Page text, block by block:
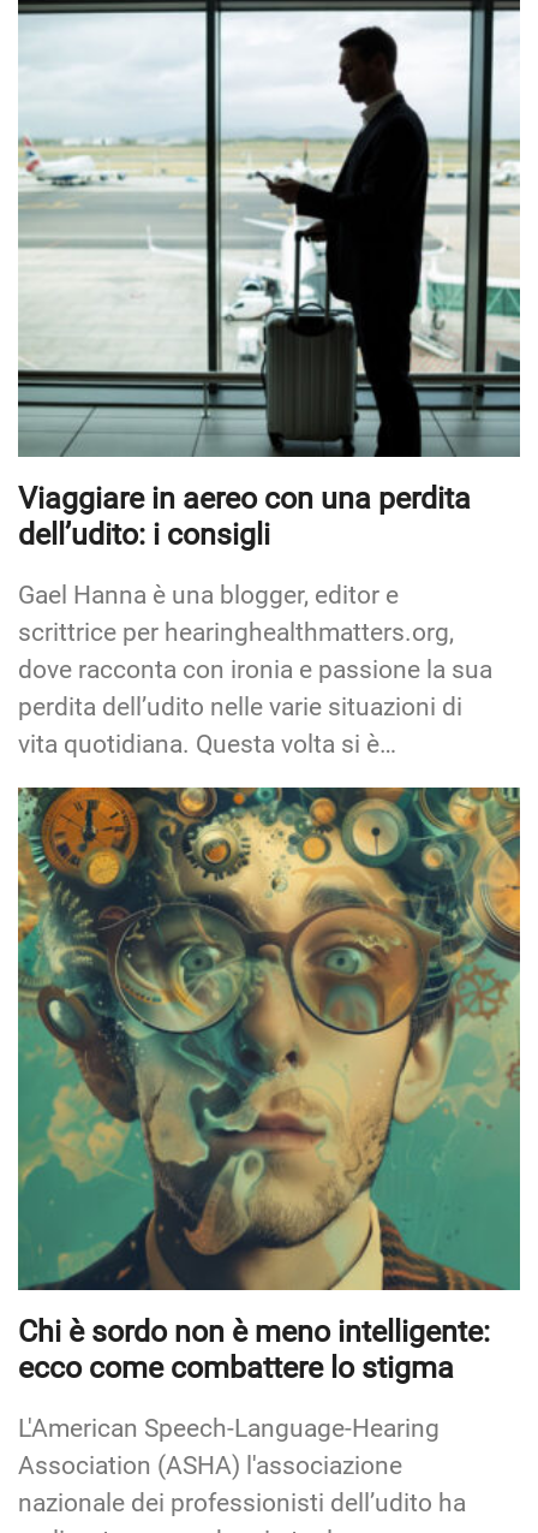
Viaggiare in aereo con una perdita
dell’udito: i consigli
Gael Hanna è una blogger, editor e
scrittrice per hearinghealthmatters.org,
dove racconta con ironia e passione la sua
perdita dell’udito nelle varie situazioni di
vita quotidiana. Questa volta si è…
Chi è sordo non è meno intelligente:
ecco come combattere lo stigma
L'American Speech-Language-Hearing
Association (ASHA) l'associazione
nazionale dei professionisti dell’udito ha